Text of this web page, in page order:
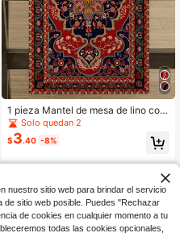
1 pieza Mantel de mesa de lino con
diseño geométrico rojo y negro en e
stilo bohemio, ideal como regalo en
estilo bohemio para decoración de
interiores y exteriores, decoración d
Solo quedan 2
$3.40 -8%
nuestro sitio web para brindar el servicio
sitio web posible. Puedes "Rechazar
de cookies en cualquier momento a tu
todas las cookies opcionales,